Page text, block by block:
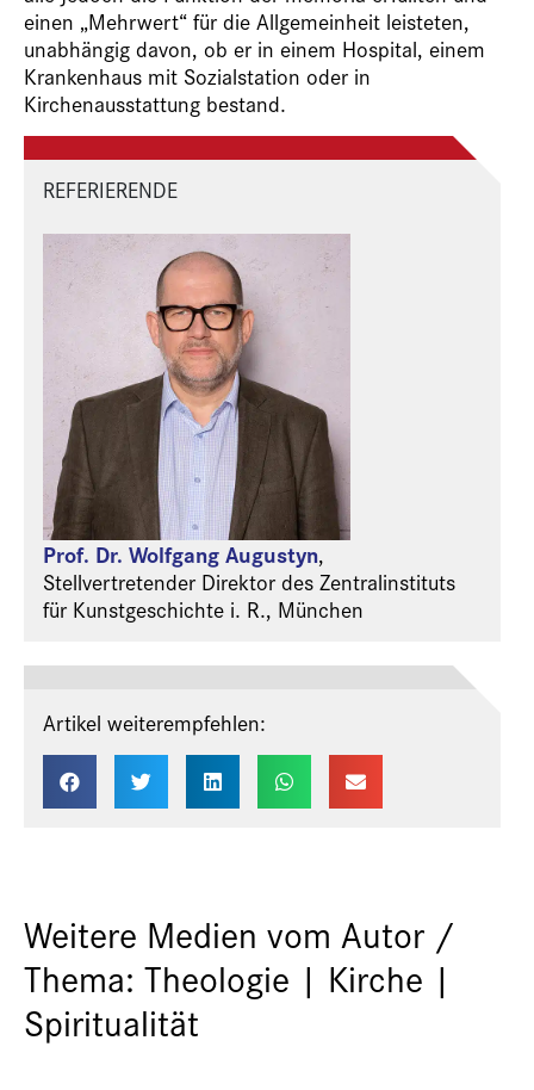
einen „Mehrwert“ für die Allgemeinheit leisteten,
unabhängig davon, ob er in einem Hospital, einem
Krankenhaus mit Sozialstation oder in
Kirchenausstattung bestand.
REFERIERENDE
Prof. Dr. Wolfgang Augustyn,
Stellvertretender Direktor des Zentralinstituts
für Kunstgeschichte i. R., München
Artikel weiterempfehlen:
Weitere Medien vom Autor /
Thema: Theologie | Kirche |
Spiritualität